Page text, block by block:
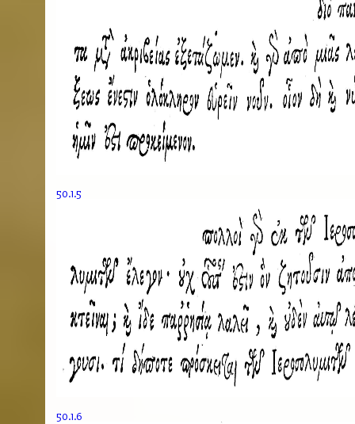
50.1.5
50.1.6